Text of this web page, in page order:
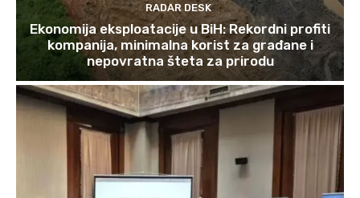
RADAR DESK
Ekonomija eksploatacije u BiH: Rekordni profiti
kompanija, minimalna korist za građane i
nepovratna šteta za prirodu